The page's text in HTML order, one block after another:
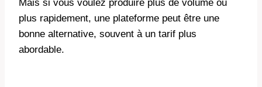
Mais si vous voulez produire plus de volume ou
plus rapidement, une plateforme peut être une
bonne alternative, souvent à un tarif plus
abordable.